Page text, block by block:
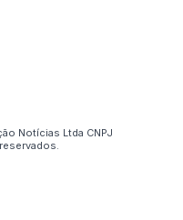
Notícias Ltda CNPJ